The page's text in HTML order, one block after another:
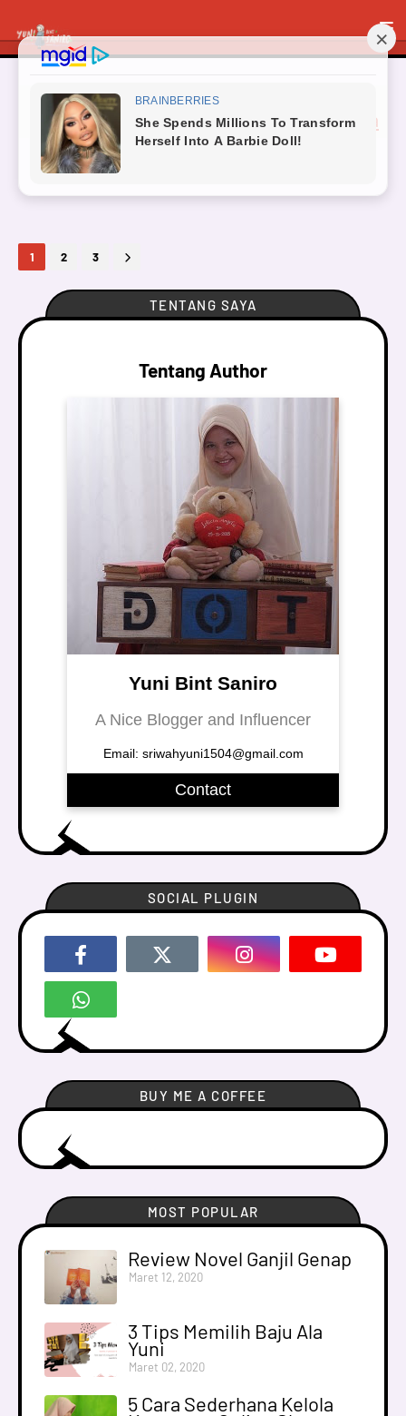
Menampilkan postingan dengan label
Tunjukkan semua
1 2 3
TENTANG SAYA
Tentang Author
Yuni Bint Saniro
A Nice Blogger and Influencer
Email: sriwahyuni1504@gmail.com
Contact
SOCIAL PLUGIN
BUY ME A COFFEE
MOST POPULAR
Review Novel Ganjil Genap
Maret 12, 2020
3 Tips Memilih Baju Ala
Yuni
Maret 02, 2020
5 Cara Sederhana Kelola